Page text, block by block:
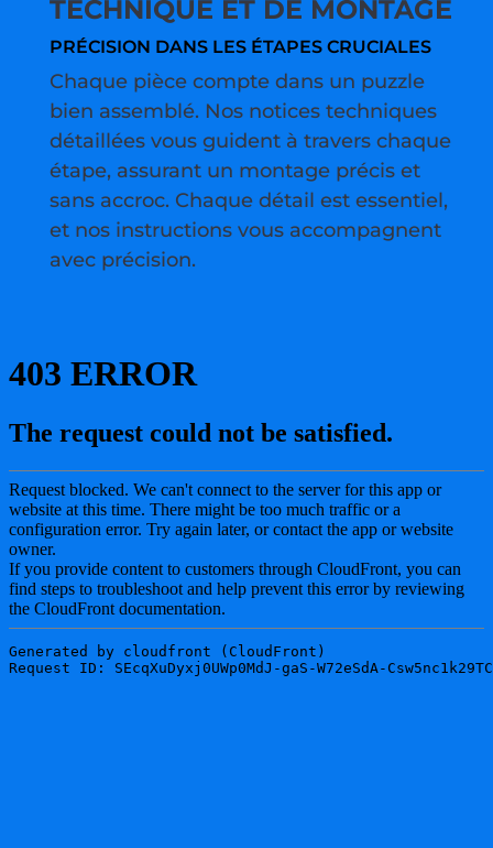
TECHNIQUE ET DE MONTAGE
PRÉCISION DANS LES ÉTAPES CRUCIALES
Chaque pièce compte dans un puzzle
bien assemblé. Nos notices techniques
détaillées vous guident à travers chaque
étape, assurant un montage précis et
sans accroc. Chaque détail est essentiel,
et nos instructions vous accompagnent
avec précision.